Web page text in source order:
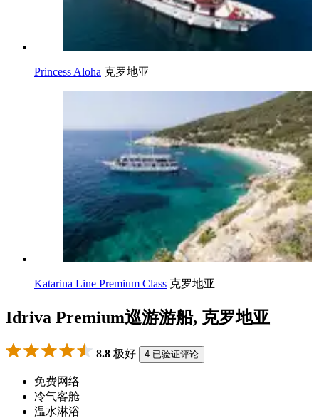
Princess Aloha 克罗地亚
Katarina Line Premium Class 克罗地亚
Idriva Premium巡游游船, 克罗地亚
8.8 极好 4 已验证评论
免费网络
冷气客舱
温水淋浴